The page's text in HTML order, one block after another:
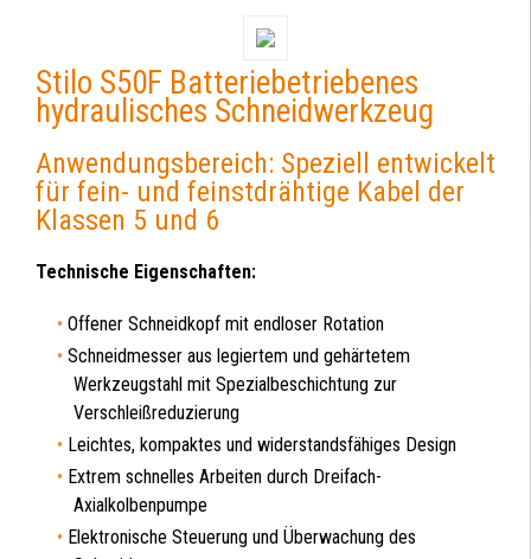
Stilo S50F Batteriebetriebenes
hydraulisches Schneidwerkzeug
Anwendungsbereich: Speziell entwickelt
für fein- und feinstdrähtige Kabel der
Klassen 5 und 6
Technische Eigenschaften:
Offener Schneidkopf mit endloser Rotation
Schneidmesser aus legiertem und gehärtetem
Werkzeugstahl mit Spezialbeschichtung zur
Verschleißreduzierung
Leichtes, kompaktes und widerstandsfähiges Design
Extrem schnelles Arbeiten durch Dreifach-
Axialkolbenpumpe
Elektronische Steuerung und Überwachung des